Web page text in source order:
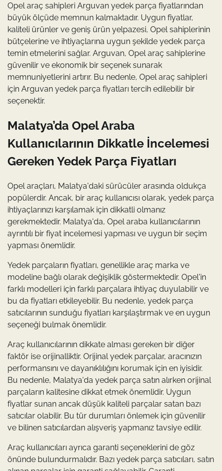
Opel araç sahipleri Arguvan yedek parça fiyatlarından
büyük ölçüde memnun kalmaktadır. Uygun fiyatlar,
kaliteli ürünler ve geniş ürün yelpazesi, Opel sahiplerinin
bütçelerine ve ihtiyaçlarına uygun şekilde yedek parça
temin etmelerini sağlar. Arguvan, Opel araç sahiplerine
güvenilir ve ekonomik bir seçenek sunarak
memnuniyetlerini artırır. Bu nedenle, Opel araç sahipleri
için Arguvan yedek parça fiyatları tercih edilebilir bir
seçenektir.
Malatya’da Opel Araba
Kullanıcılarının Dikkatle İncelemesi
Gereken Yedek Parça Fiyatları
Opel araçları, Malatya'daki sürücüler arasında oldukça
popülerdir. Ancak, bir araç kullanıcısı olarak, yedek parça
ihtiyaçlarınızı karşılamak için dikkatli olmanız
gerekmektedir. Malatya'da, Opel araba kullanıcılarının
ayrıntılı bir fiyat incelemesi yapması ve uygun bir seçim
yapması önemlidir.
Yedek parçaların fiyatları, genellikle araç marka ve
modeline bağlı olarak değişiklik göstermektedir. Opel'in
farklı modelleri için farklı parçalara ihtiyaç duyulabilir ve
bu da fiyatları etkileyebilir. Bu nedenle, yedek parça
satıcılarının sunduğu fiyatları karşılaştırmak ve en uygun
seçeneği bulmak önemlidir.
Araç kullanıcılarının dikkate alması gereken bir diğer
faktör ise orijinalliktir. Orijinal yedek parçalar, aracınızın
performansını ve dayanıklılığını korumak için en iyisidir.
Bu nedenle, Malatya'da yedek parça satın alırken orijinal
parçaların kalitesine dikkat etmek önemlidir. Uygun
fiyatlar sunan ancak düşük kaliteli parçalar satan bazı
satıcılar olabilir. Bu tür durumları önlemek için güvenilir
ve bilinen satıcılardan alışveriş yapmanız tavsiye edilir.
Araç kullanıcıları ayrıca garanti seçeneklerini de göz
önünde bulundurmalıdır. Bazı yedek parça satıcıları, satın